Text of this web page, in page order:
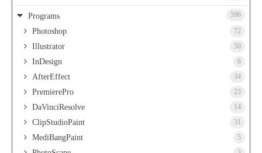
Programs 596
Photoshop 72
Illustrator 50
InDesign 6
AfterEffect 34
PremierePro 23
DaVinciResolve 14
ClipStudioPaint 31
MediBangPaint 5